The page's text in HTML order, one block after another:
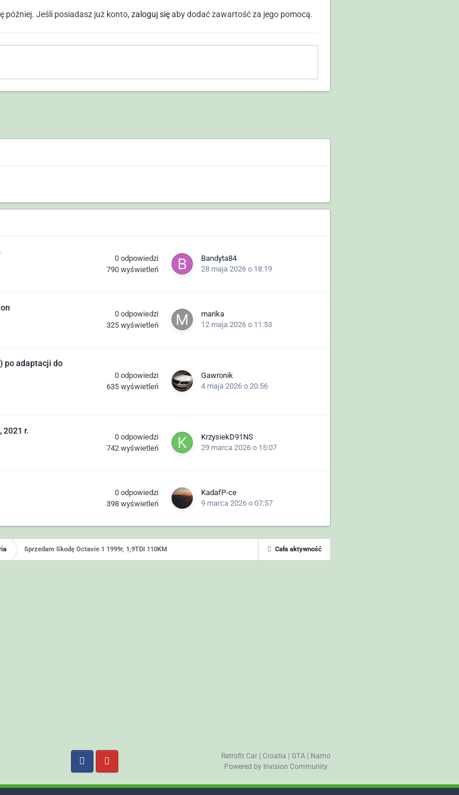
później. Jeśli posiadasz już konto, zaloguj sięaby dodać zawartość za jego pomocą.
0 odpowiedzi
790 wyświetleń
Bandyta84
28 maja 2026 o 18:19
0 odpowiedzi
325 wyświetleń
marika
12 maja 2026 o 11:53
po adaptacji do
0 odpowiedzi
635 wyświetleń
Gawronik
4 maja 2026 o 20:56
2021 r.
0 odpowiedzi
742 wyświetleń
KrzysiekD91NS
29 marca 2026 o 15:07
0 odpowiedzi
398 wyświetleń
KadafP-ce
9 marca 2026 o 07:57
Cała aktywność
Sprzedam Skodę Octavie 1 1999r, 1,9TDI 110KM
Retrofit Car |Croatia |GTA | Namo
Powered by Invision Community